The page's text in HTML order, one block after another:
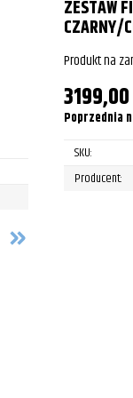
FLHX/
FLHX/
FLHX/
FLHX/
ZESTAW
CZARNY/
Produkt na
3199,00
Poprzednia
SKU:
Producent: